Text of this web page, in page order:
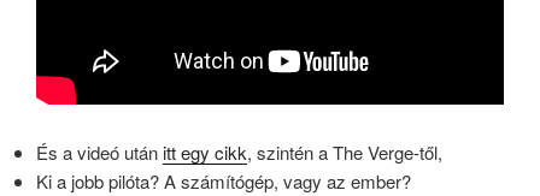
És a videó utánitt egy cikk, szintén a The Verge-től,
Ki a jobb pilóta? A számítógép, vagy az ember?